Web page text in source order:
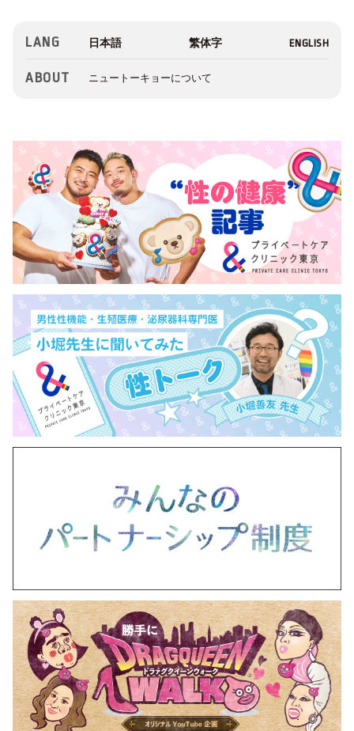
LANG
ABOUT ニュートーキョーについて